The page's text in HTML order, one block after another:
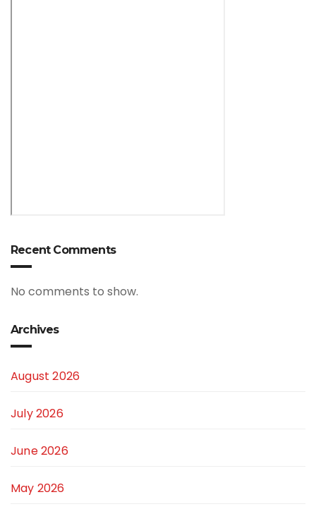
Recent Comments
No comments to show.
Archives
August 2026
July 2026
June 2026
May 2026